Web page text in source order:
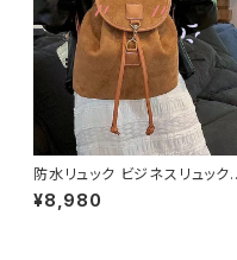
防水リュック ビジネスリュック
メンズ レディース バックパック
PCリュック 大容量リュック 防水
¥8,980